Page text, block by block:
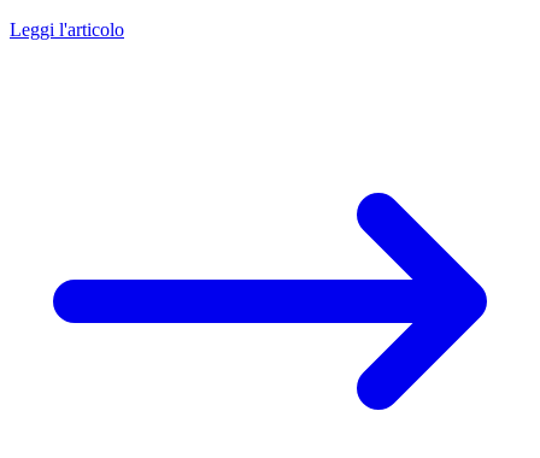
Leggi l'articolo